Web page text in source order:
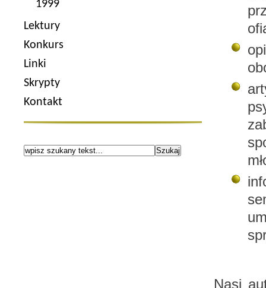
1999
Lektury
Konkurs
Linki
Skrypty
Kontakt
Nasi